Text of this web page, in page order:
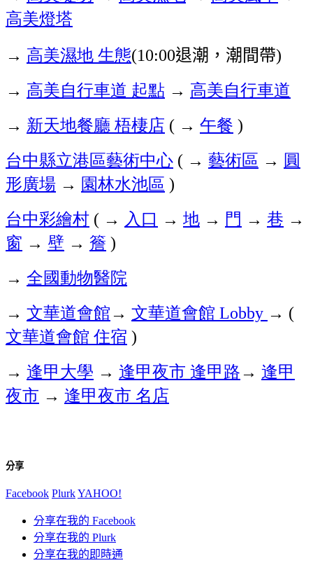
高美燈塔
→ 高美濕地生態(10:00退潮，潮間帶)
→ 高美自行車道 起點 → 高美自行車道
→ 新天地餐廳梧棲店 ( → 午餐 )
台中縣立港區藝術中心 ( → 藝術區 → 圓
形廣場 → 園林水池區 )
台中彩繪村 ( → 入口 → 地 → 門 → 巷 →
窗 → 壁 → 簷 )
→ 全國動物醫院
→ 文華道會館→ 文華道會館 Lobby → (
文華道會館 住宿 )
→ 逢甲大學 → 逢甲夜市 逢甲路→ 逢甲
夜市 → 逢甲夜市 名店
分享
Facebook PlurkYAHOO!
分享在我的 Facebook
分享在我的 Plurk
分享在我的即時通